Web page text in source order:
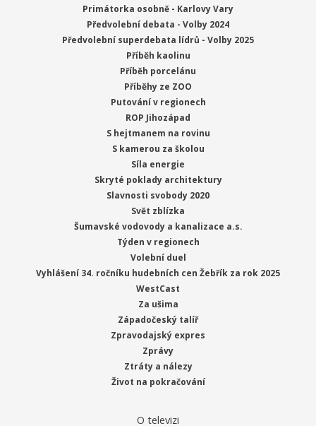
Primátorka osobně - Karlovy Vary
Předvolební debata - Volby 2024
Předvolební superdebata lídrů - Volby 2025
Příběh kaolinu
Příběh porcelánu
Příběhy ze ZOO
Putování v regionech
ROP Jihozápad
S hejtmanem na rovinu
S kamerou za školou
Síla energie
Skryté poklady architektury
Slavnosti svobody 2020
Svět zblízka
Šumavské vodovody a kanalizace a.s.
Týden v regionech
Volební duel
Vyhlášení 34. ročníku hudebních cen Žebřík za rok 2025
WestCast
Za ušima
Západočeský talíř
Zpravodajský expres
Zprávy
Ztráty a nálezy
Život na pokračování
O televizi